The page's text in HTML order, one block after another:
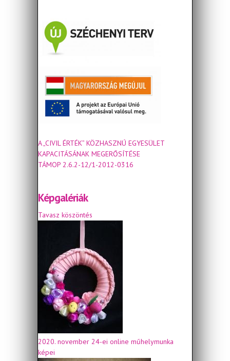
A „CIVIL ÉRTÉK” KÖZHASZNÚ EGYESÜLET
KAPACITÁSÁNAK MEGERŐSÍTÉSE
TÁMOP 2.6.2-12/1-2012-0316
Képgalériák
Tavasz köszöntés
2020. november 24-ei online műhelymunka
képei